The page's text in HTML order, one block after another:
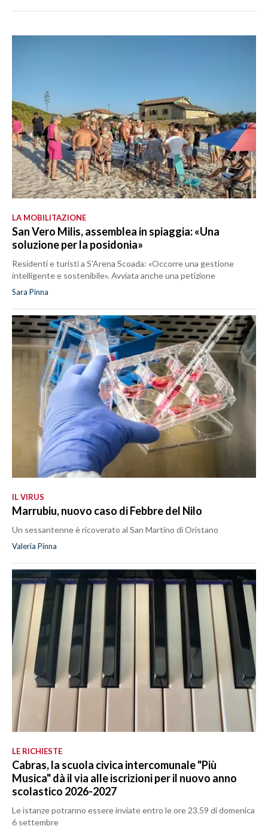
LA MOBILITAZIONE
San Vero Milis, assemblea in spiaggia: «Una
soluzione per la posidonia»
Residenti e turisti a S’Arena Scoada: «Occorre una gestione
intelligente e sostenibile». Avviata anche una petizione
Sara Pinna
IL VIRUS
Marrubiu, nuovo caso di Febbre del Nilo
Un sessantenne è ricoverato al San Martino di Oristano
Valeria Pinna
LE RICHIESTE
Cabras, la scuola civica intercomunale "Più
Musica" dà il via alle iscrizioni per il nuovo anno
scolastico 2026-2027
Le istanze potranno essere inviate entro le ore 23.59 di domenica
6 settembre